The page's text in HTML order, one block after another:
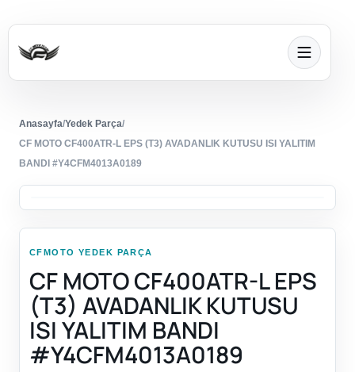
Anasayfa/Yedek Parça/
CF MOTO CF400ATR-L EPS (T3) AVADANLIK KUTUSU ISI YALITIM
BANDI #Y4CFM4013A0189
CFMOTO YEDEK PARÇA
CF MOTO CF400ATR-L EPS
(T3) AVADANLIK KUTUSU
ISI YALITIM BANDI
#Y4CFM4013A0189